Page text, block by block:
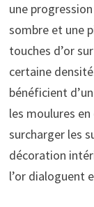
une
sombre et une
touches d’or
certaine
bénéficient
les moulures
surcharger les
décoration
l’or dialoguent